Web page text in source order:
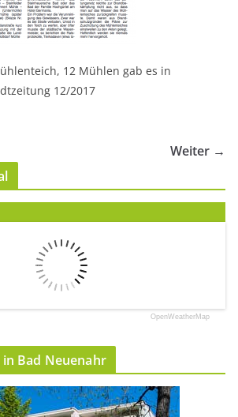
12 Mühlen gab es in
12/2017
Weiter →
OpenWeatherMap
Bad Neuenahr